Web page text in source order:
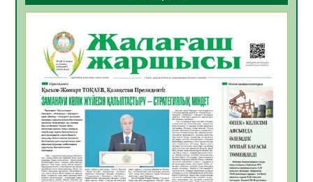
Қазақстандықтардың 72,3%-ы жаңа
Құрылтай үшін дауыс беруге дайын
05.08.2026
21
ӘРБІР ДАУЫС – ҚОҒАМ ДАМУЫНА
ҚОСЫЛҒАН ҮЛЕС
05.08.2026
27
ҚҰРЫЛТАЙ САЙЛАУЫ – БІРЛІК ПЕН
ЖАУАПКЕРШІЛІККЕ БАСТАЙТЫН ҚАДАМ